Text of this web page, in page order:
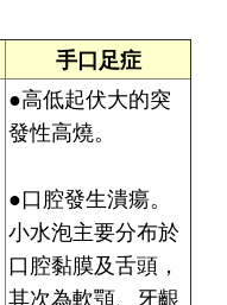
手口足症
●高低起伏大的突
發性高燒。
●口腔發生潰瘍。
小水泡主要分布於
口腔黏膜及舌頭，
其次為軟顎、牙齦